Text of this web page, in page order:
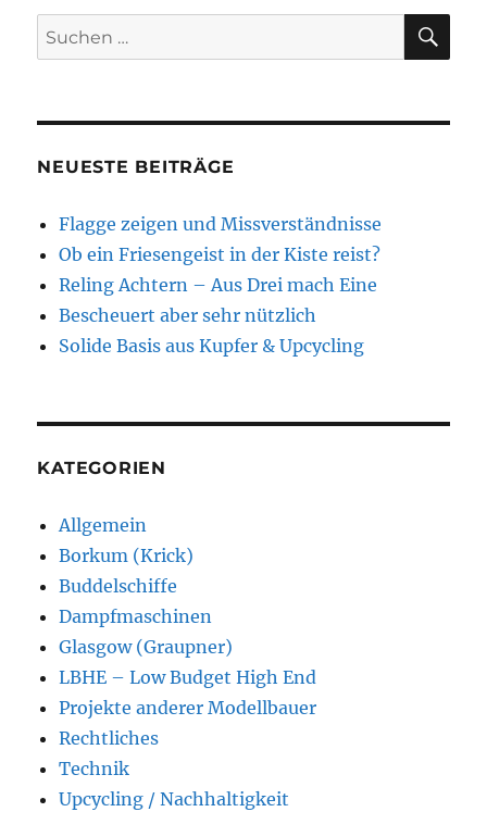
Suchen
nach:
NEUESTE BEITRÄGE
Flagge zeigen und Missverständnisse
Ob ein Friesengeist in der Kiste reist?
Reling Achtern – Aus Drei mach Eine
Bescheuert aber sehr nützlich
Solide Basis aus Kupfer & Upcycling
KATEGORIEN
Allgemein
Borkum (Krick)
Buddelschiffe
Dampfmaschinen
Glasgow (Graupner)
LBHE – Low Budget High End
Projekte anderer Modellbauer
Rechtliches
Technik
Upcycling / Nachhaltigkeit